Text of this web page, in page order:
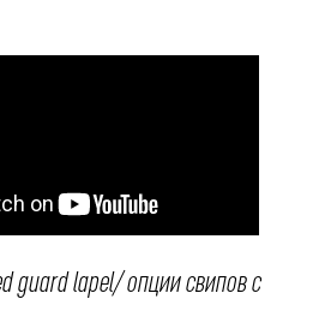
guard lapel/ опции свипов с